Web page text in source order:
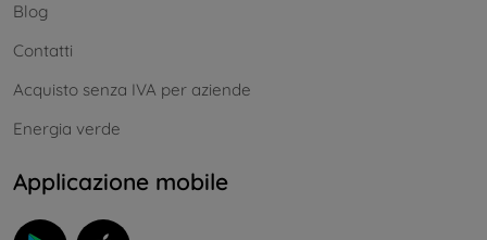
Blog
Contatti
Acquisto senza IVA per aziende
Energia verde
Applicazione mobile